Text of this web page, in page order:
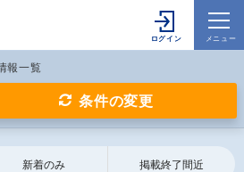
報一覧
条件の変更
新着のみ 掲載終了間近